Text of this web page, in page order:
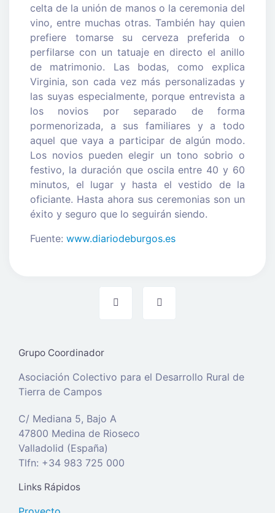
celta de la unión de manos o la ceremonia del
vino, entre muchas otras. También hay quien
prefiere tomarse su cerveza preferida o
perfilarse con un tatuaje en directo el anillo
de matrimonio. Las bodas, como explica
Virginia, son cada vez más personalizadas y
las suyas especialmente, porque entrevista a
los novios por separado de forma
pormenorizada, a sus familiares y a todo
aquel que vaya a participar de algún modo.
Los novios pueden elegir un tono sobrio o
festivo, la duración que oscila entre 40 y 60
minutos, el lugar y hasta el vestido de la
oficiante. Hasta ahora sus ceremonias son un
éxito y seguro que lo seguirán siendo.
Fuente: www.diariodeburgos.es
Grupo Coordinador
Asociación Colectivo para el Desarrollo Rural de
Tierra de Campos
C/ Mediana 5, Bajo A
47800 Medina de Rioseco
Valladolid (España)
Tlfn: +34 983 725 000
Links Rápidos